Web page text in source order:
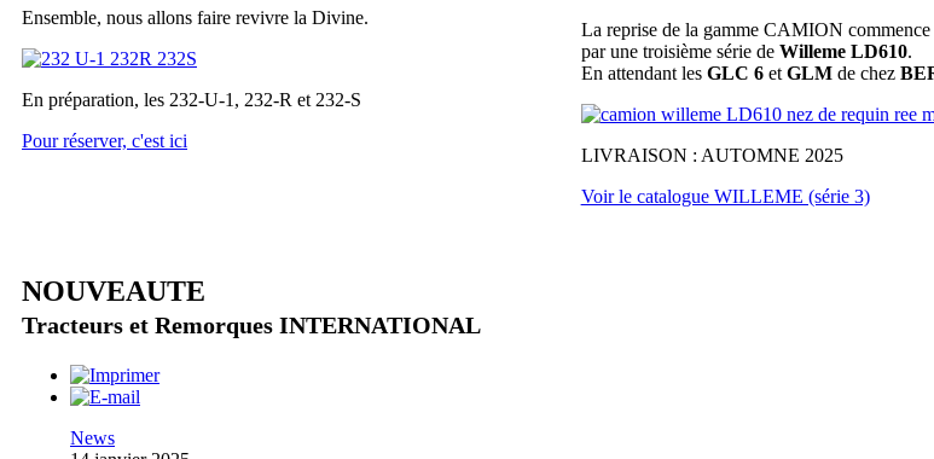
Ensemble, nous allons faire revivre la Divine.
En préparation, les 232-U-1, 232-R et 232-S
Pour réserver, c'est ici
La reprise de la gamme CAMION commence
par une troisième série de Willeme LD610.
En attendant les GLC 6et GLMde chez
LIVRAISON : AUTOMNE 2025
Voir le catalogue WILLEME (série 3)
NOUVEAUTE
Tracteurs et Remorques INTERNATIONAL
News